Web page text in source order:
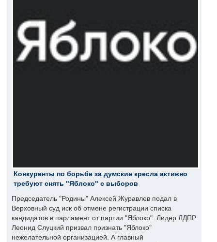
Конкуренты по борьбе за думские кресла активно
требуют снять "Яблоко" с выборов
Председатель "Родины" Алексей Журавлев подал в
Верховный суд иск об отмене регистрации списка
кандидатов в парламент от партии "Яблоко". Лидер ЛДПР
Леонид Слуцкий призвал признать "Яблоко"
нежелательной организацией. А главный